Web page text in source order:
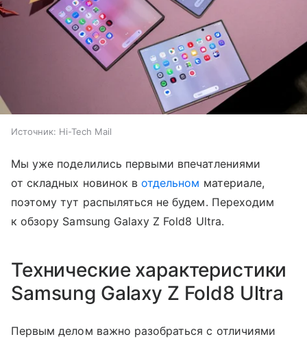
Источник: Hi-Tech Mail
Мы уже поделились первыми впечатлениями
от складных новинок вотдельном материале,
поэтому тут распыляться не будем. Переходим
к обзору Samsung Galaxy Z Fold8 Ultra.
Технические характеристики
Samsung Galaxy Z Fold8 Ultra
Первым делом важно разобраться с отличиями